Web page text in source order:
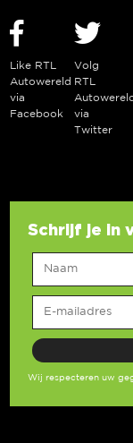
Like RTL
Autowereld
via
Facebook
Volg
RTL
via
Twitter
Schrijf je in
Wij respecteren uw